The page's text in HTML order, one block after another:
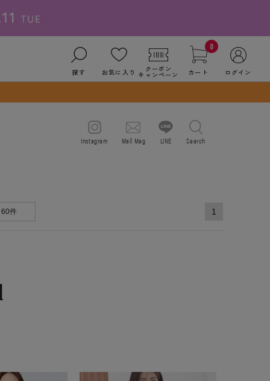
探す お気に入り クーポン
キャンペーン
0
カート ログイン
Instagram Mail Mag LINE Search
60件 1